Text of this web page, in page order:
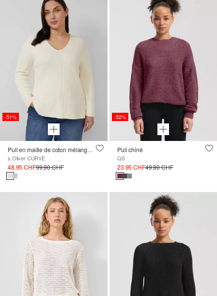
-51%
Pull en maille de coton mélangé avec encolure en V
s.Oliver CURVE
48.95 CHF99.90 CHF
-52%
Pull chiné
QS
23.95 CHF49.90 CHF